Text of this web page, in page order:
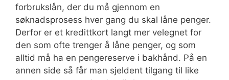
forbrukslån, der du må gjennom en
søknadsprosess hver gang du skal låne penger.
Derfor er et kredittkort langt mer velegnet for
den som ofte trenger å låne penger, og som
alltid må ha en pengereserve i bakhånd. På en
annen side så får man sjeldent tilgang til like